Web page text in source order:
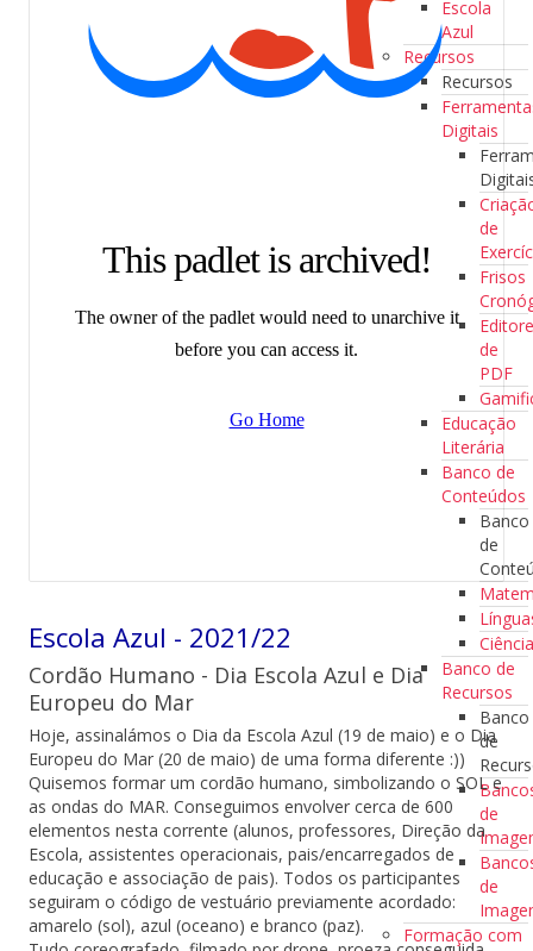
Escola
Azul
Recursos
Recursos
Digitais
de
Frisos
de
PDF
Educação
Literária
Banco de
Conteúdos
Banco
de
Banco de
Recursos
Banco
de
de
de
Formação com
Escola Azul - 2021/22
Cordão Humano - Dia Escola Azul e Dia
Europeu do Mar
Hoje, assinalámos o Dia da Escola Azul (19 de maio) e o Dia
Europeu do Mar (20 de maio) de uma forma diferente :))
Quisemos formar um cordão humano, simbolizando o SOL e
as ondas do MAR. Conseguimos envolver cerca de 600
elementos nesta corrente (alunos, professores, Direção da
Escola, assistentes operacionais, pais/encarregados de
educação e associação de pais). Todos os participantes
seguiram o código de vestuário previamente acordado:
amarelo (sol), azul (oceano) e branco (paz).